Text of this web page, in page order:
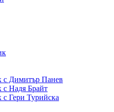
с Димитър Панев
с Надя Брайт
с Гери Турийска